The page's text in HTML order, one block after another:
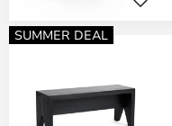
SUMMER DEAL